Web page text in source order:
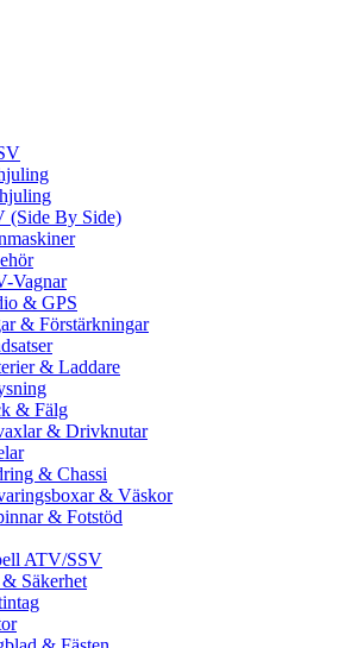
(Side By Side)
Vagnar
& GPS
& Förstärkningar
& Laddare
& Fälg
& Drivknutar
& Chassi
& Väskor
& Fotstöd
ATV/SSV
Säkerhet